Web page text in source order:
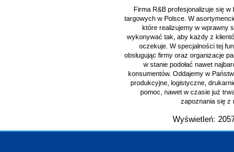
Firma R&B profesjonalizuje się
targowych w Polsce. W
które realizujemy w wprawny
wykonywać tak, aby każdy z
oczekuje. W specjalności tej
obsługując firmy oraz organizacje
w stanie podołać nawet
konsumentów. Oddajemy w
produkcyjne, logistyczne,
pomoc, nawet w czasie już
zapoznania się z
Wyświetleń: